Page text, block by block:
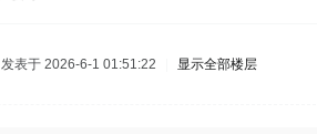
发表于 2026-6-1 01:51:22 显示全部楼层